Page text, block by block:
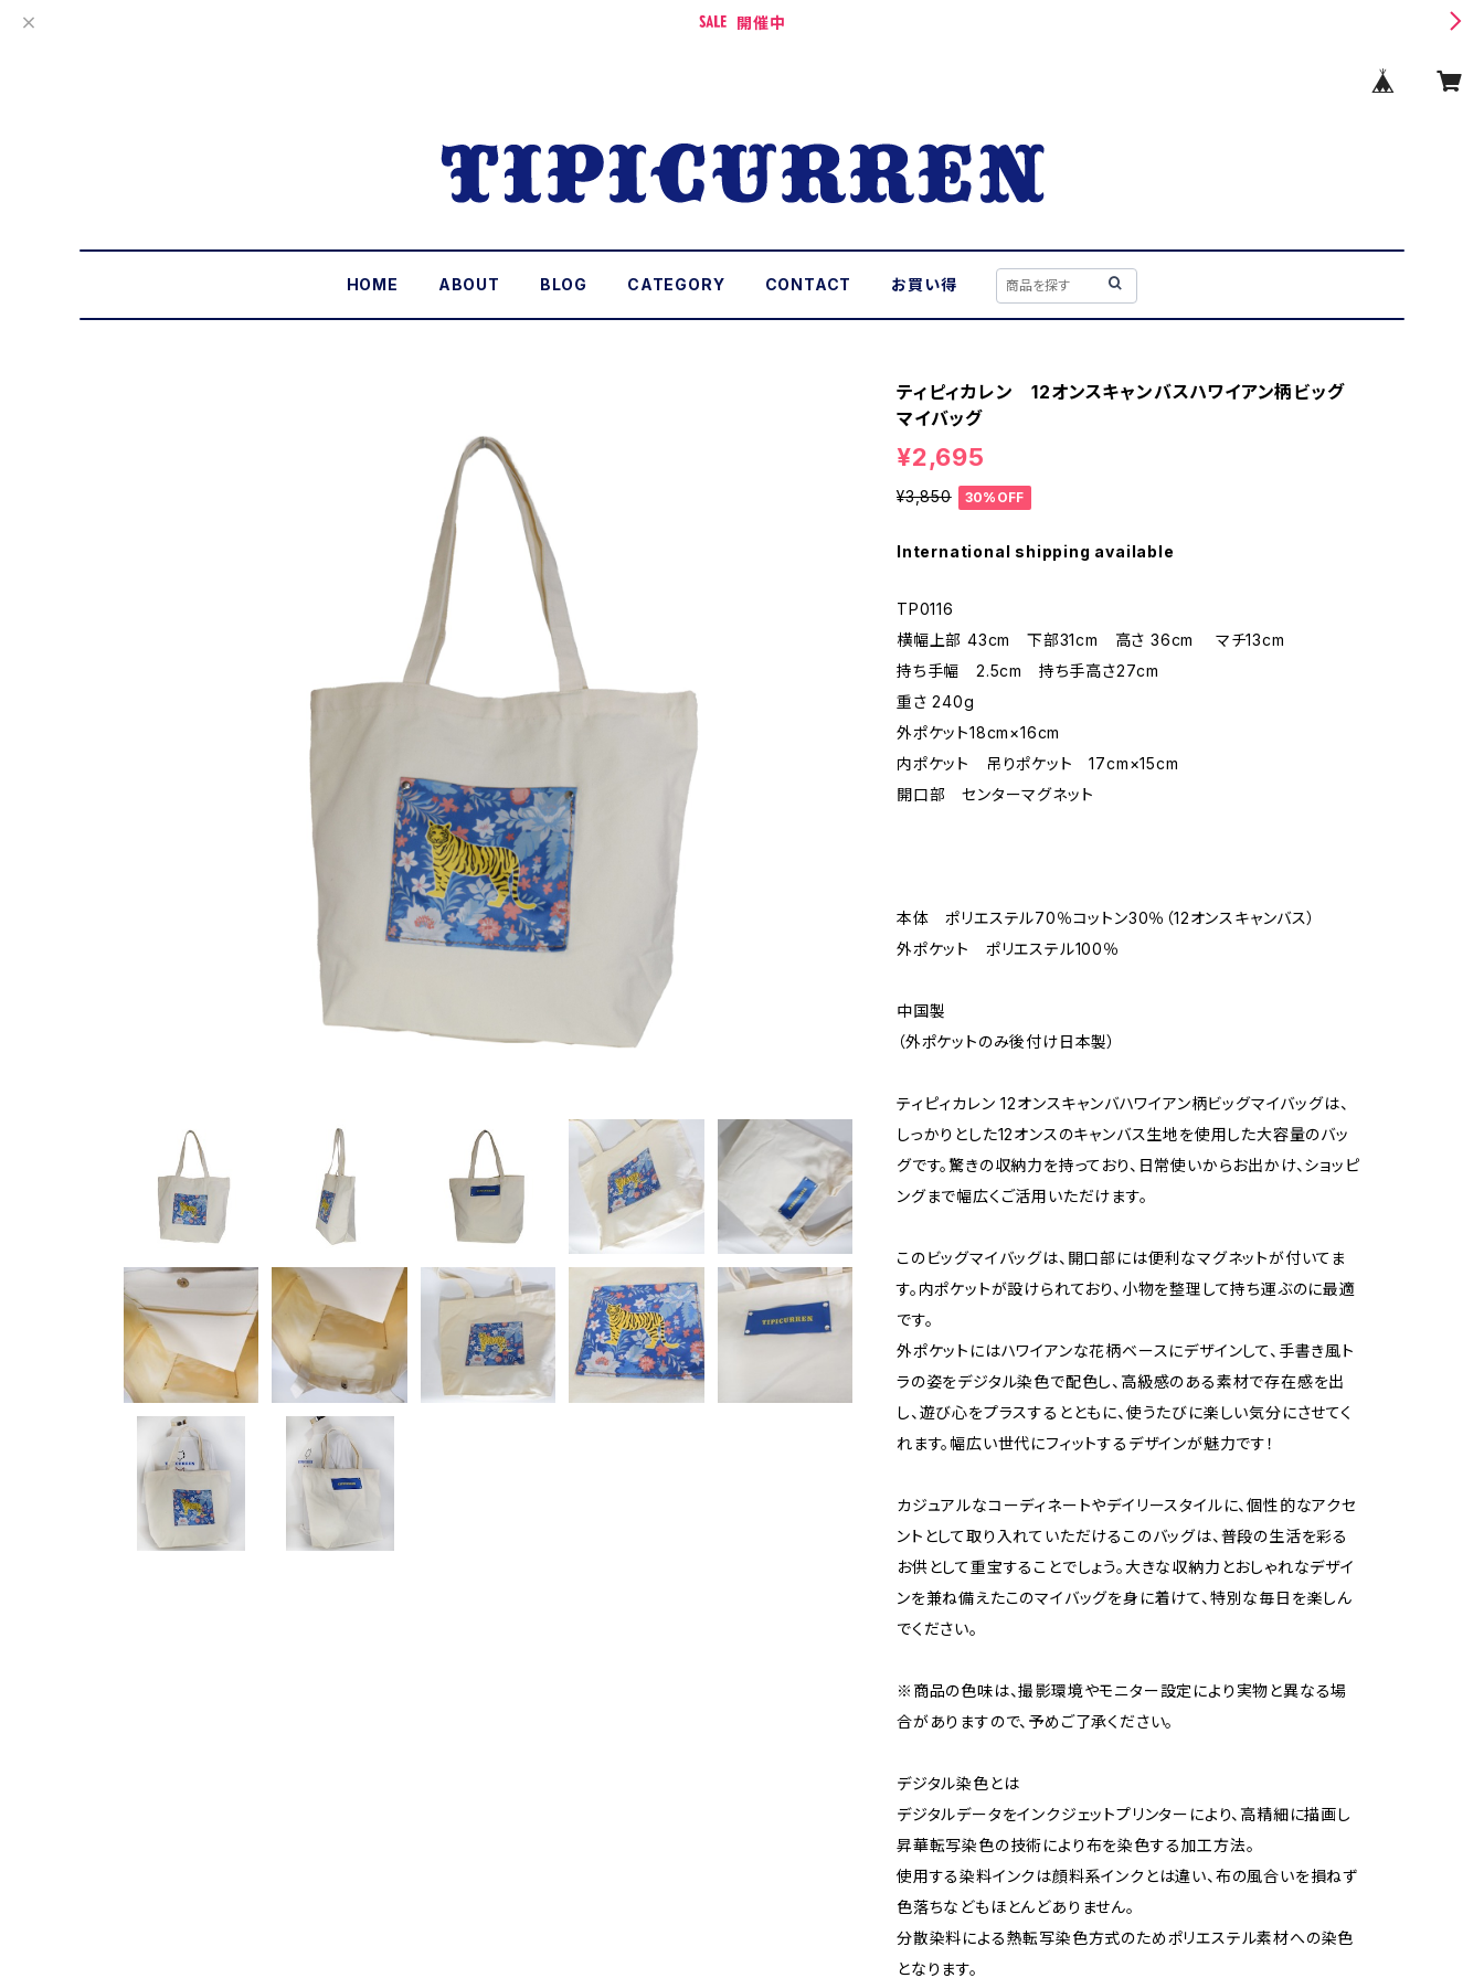
開催中
HOME ABOUT BLOG CATEGORY CONTACT お買い得
ティピィカレン 12オンスキャンバスハワイアン柄ビッグ
マイバッグ
¥2,695
¥3,850 30%OFF
International shipping available
TP0116
横幅上部 43cm 下部31cm 高さ 36cm マチ13cm
持ち手幅 2.5cm 持ち手高さ27cm
重さ 240g
外ポケット18cm×16cm
内ポケット 吊りポケット 17cm×15cm
開口部 センターマグネット
本体 ポリエステル70％コットン30％（12オンスキャンバス）
外ポケット ポリエステル100％
中国製
（外ポケットのみ後付け日本製）
ティピィカレン 12オンスキャンバハワイアン柄ビッグマイバッグは、
しっかりとした12オンスのキャンバス生地を使用した大容量のバッ
グです。驚きの収納力を持っており、日常使いからお出かけ、ショッピ
ングまで幅広くご活用いただけます。
このビッグマイバッグは、開口部には便利なマグネットが付いてま
す。内ポケットが設けられており、小物を整理して持ち運ぶのに最適
です。
外ポケットにはハワイアンな花柄ベースにデザインして、手書き風ト
ラの姿をデジタル染色で配色し、高級感のある素材で存在感を出
し、遊び心をプラスするとともに、使うたびに楽しい気分にさせてく
れます。幅広い世代にフィットするデザインが魅力です！
カジュアルなコーディネートやデイリースタイルに、個性的なアクセ
ントとして取り入れていただけるこのバッグは、普段の生活を彩る
お供として重宝することでしょう。大きな収納力とおしゃれなデザイ
ンを兼ね備えたこのマイバッグを身に着けて、特別な毎日を楽しん
でください。
※商品の色味は、撮影環境やモニター設定により実物と異なる場
合がありますので、予めご了承ください。
デジタル染色とは
デジタルデータをインクジェットプリンターにより、高精細に描画し
昇華転写染色の技術により布を染色する加工方法。
使用する染料インクは顔料系インクとは違い、布の風合いを損ねず
色落ちなどもほとんどありません。
分散染料による熱転写染色方式のためポリエステル素材への染色
となります。